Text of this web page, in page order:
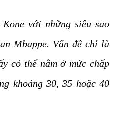
với những siêu sao
Mbappe. Vấn đề chỉ là
có thể nằm ở mức chấp
khoảng 30, 35 hoặc 40